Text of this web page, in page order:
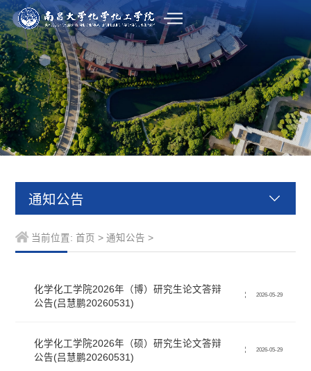
通知公告
当前位置: 首页 > 通知公告 >
化学化工学院2026年（博）研究生论文答辩
公告(吕慧鹏20260531)
2026-05-29
化学化工学院2026年（硕）研究生论文答辩
公告(吕慧鹏20260531)
2026-05-29